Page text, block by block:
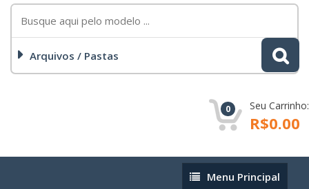
Arquivos / Pastas
0 Seu Carrinho:
R$0.00
MenuMenu Principal